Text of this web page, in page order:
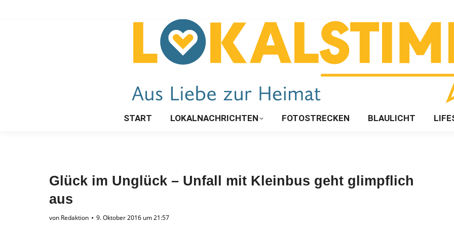
START LOKALNACHRICHTEN FOTOSTRECKEN BLAULICHT
Glück im Unglück – Unfall mit Kleinbus geht glimpflich
aus
von Redaktion 9. Oktober 2016 um 21:57